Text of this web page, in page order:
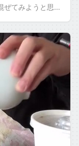
ぜてみようと思い